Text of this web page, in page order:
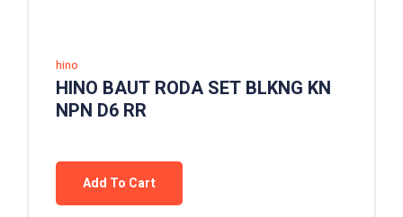
hino
HINO BAUT RODA SET BLKNG KN
NPN D6 RR
Add To Cart